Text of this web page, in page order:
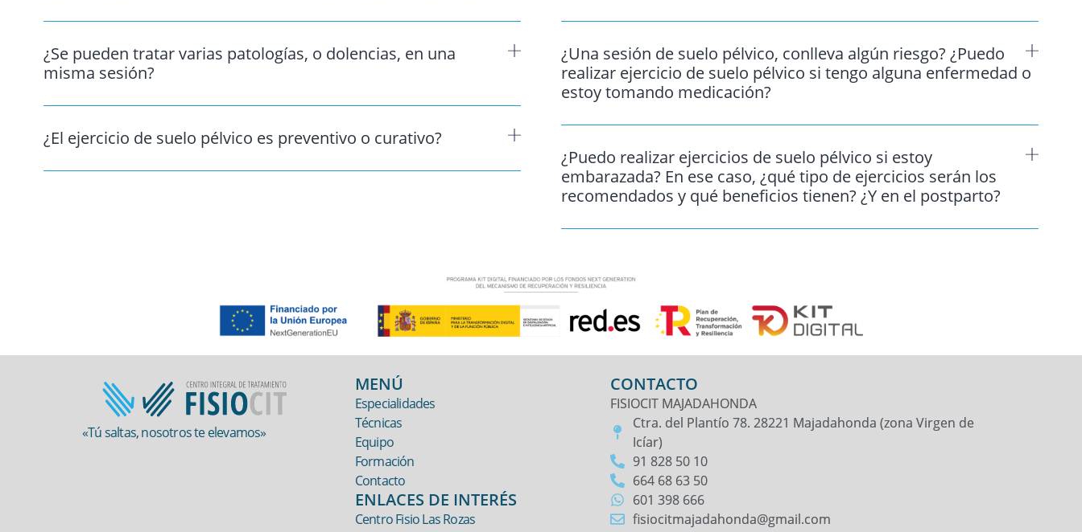
¿Se pueden tratar varias patologías, o dolencias, en una
misma sesión?
¿El ejercicio de suelo pélvico es preventivo o curativo?
¿Una sesión de suelo pélvico, conlleva algún riesgo? ¿Puedo
realizar ejercicio de suelo pélvico si tengo alguna enfermedad o
estoy tomando medicación?
¿Puedo realizar ejercicios de suelo pélvico si estoy
embarazada? En ese caso, ¿qué tipo de ejercicios serán los
recomendados y qué beneficios tienen? ¿Y en el postparto?
«Tú saltas, nosotros te elevamos»
MENÚ
Especialidades
Técnicas
Equipo
Formación
Contacto
ENLACES DE INTERÉS
Centro Fisio Las Rozas
CONTACTO
FISIOCIT MAJADAHONDA
Ctra. del Plantío 78. 28221 Majadahonda (zona Virgen de
Icíar)
91 828 50 10
664 68 63 50
601 398 666
fisiocitmajadahonda@gmail.com